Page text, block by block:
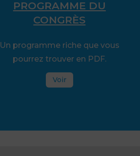
PROGRAMME DU
CONGRÈS
Un programme riche que vous
pourrez trouver en PDF.
Voir